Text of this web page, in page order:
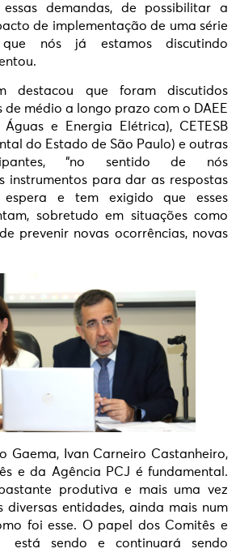
demandas, de possibilitar a
de implementação de uma série
nós já estamos discutindo
destacou que foram discutidos
de médio a longo prazo com o DAEE
e Energia Elétrica), CETESB
do Estado de São Paulo) e outras
“no sentido de nós
instrumentos para dar as respostas
e tem exigido que esses
sobretudo em situações como
prevenir novas ocorrências, novas
Gaema, Ivan Carneiro Castanheiro,
e da Agência PCJ é fundamental.
produtiva e mais uma vez
diversas entidades, ainda mais num
foi esse. O papel dos Comitês e
sendo e continuará sendo